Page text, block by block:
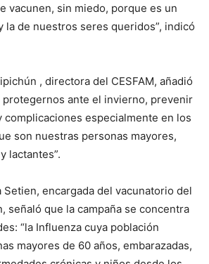
vacunen, sin miedo, porque es un
la de nuestros seres queridos”, indicó
, directora del CESFAM, añadió
protegernos ante el invierno, prevenir
complicaciones especialmente en los
son nuestras personas mayores,
lactantes”.
Setien, encargada del vacunatorio del
señaló que la campaña se concentra
“la Influenza cuya población
mayores de 60 años, embarazadas,